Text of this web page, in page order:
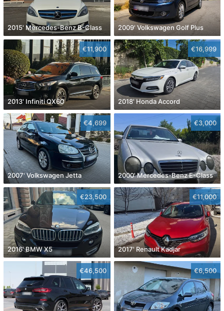
2015' Mercedes-Benz B-Class 2009' Volkswagen Golf Plus
€11,900
2013' Infiniti QX60
€16,999
2018' Honda Accord
€4,699
2007' Volkswagen Jetta
€3,000
2000' Mercedes-Benz E-Class
€23,500
2016' BMW X5
€11,000
2017' Renault Kadjar
€46,500 €6,500